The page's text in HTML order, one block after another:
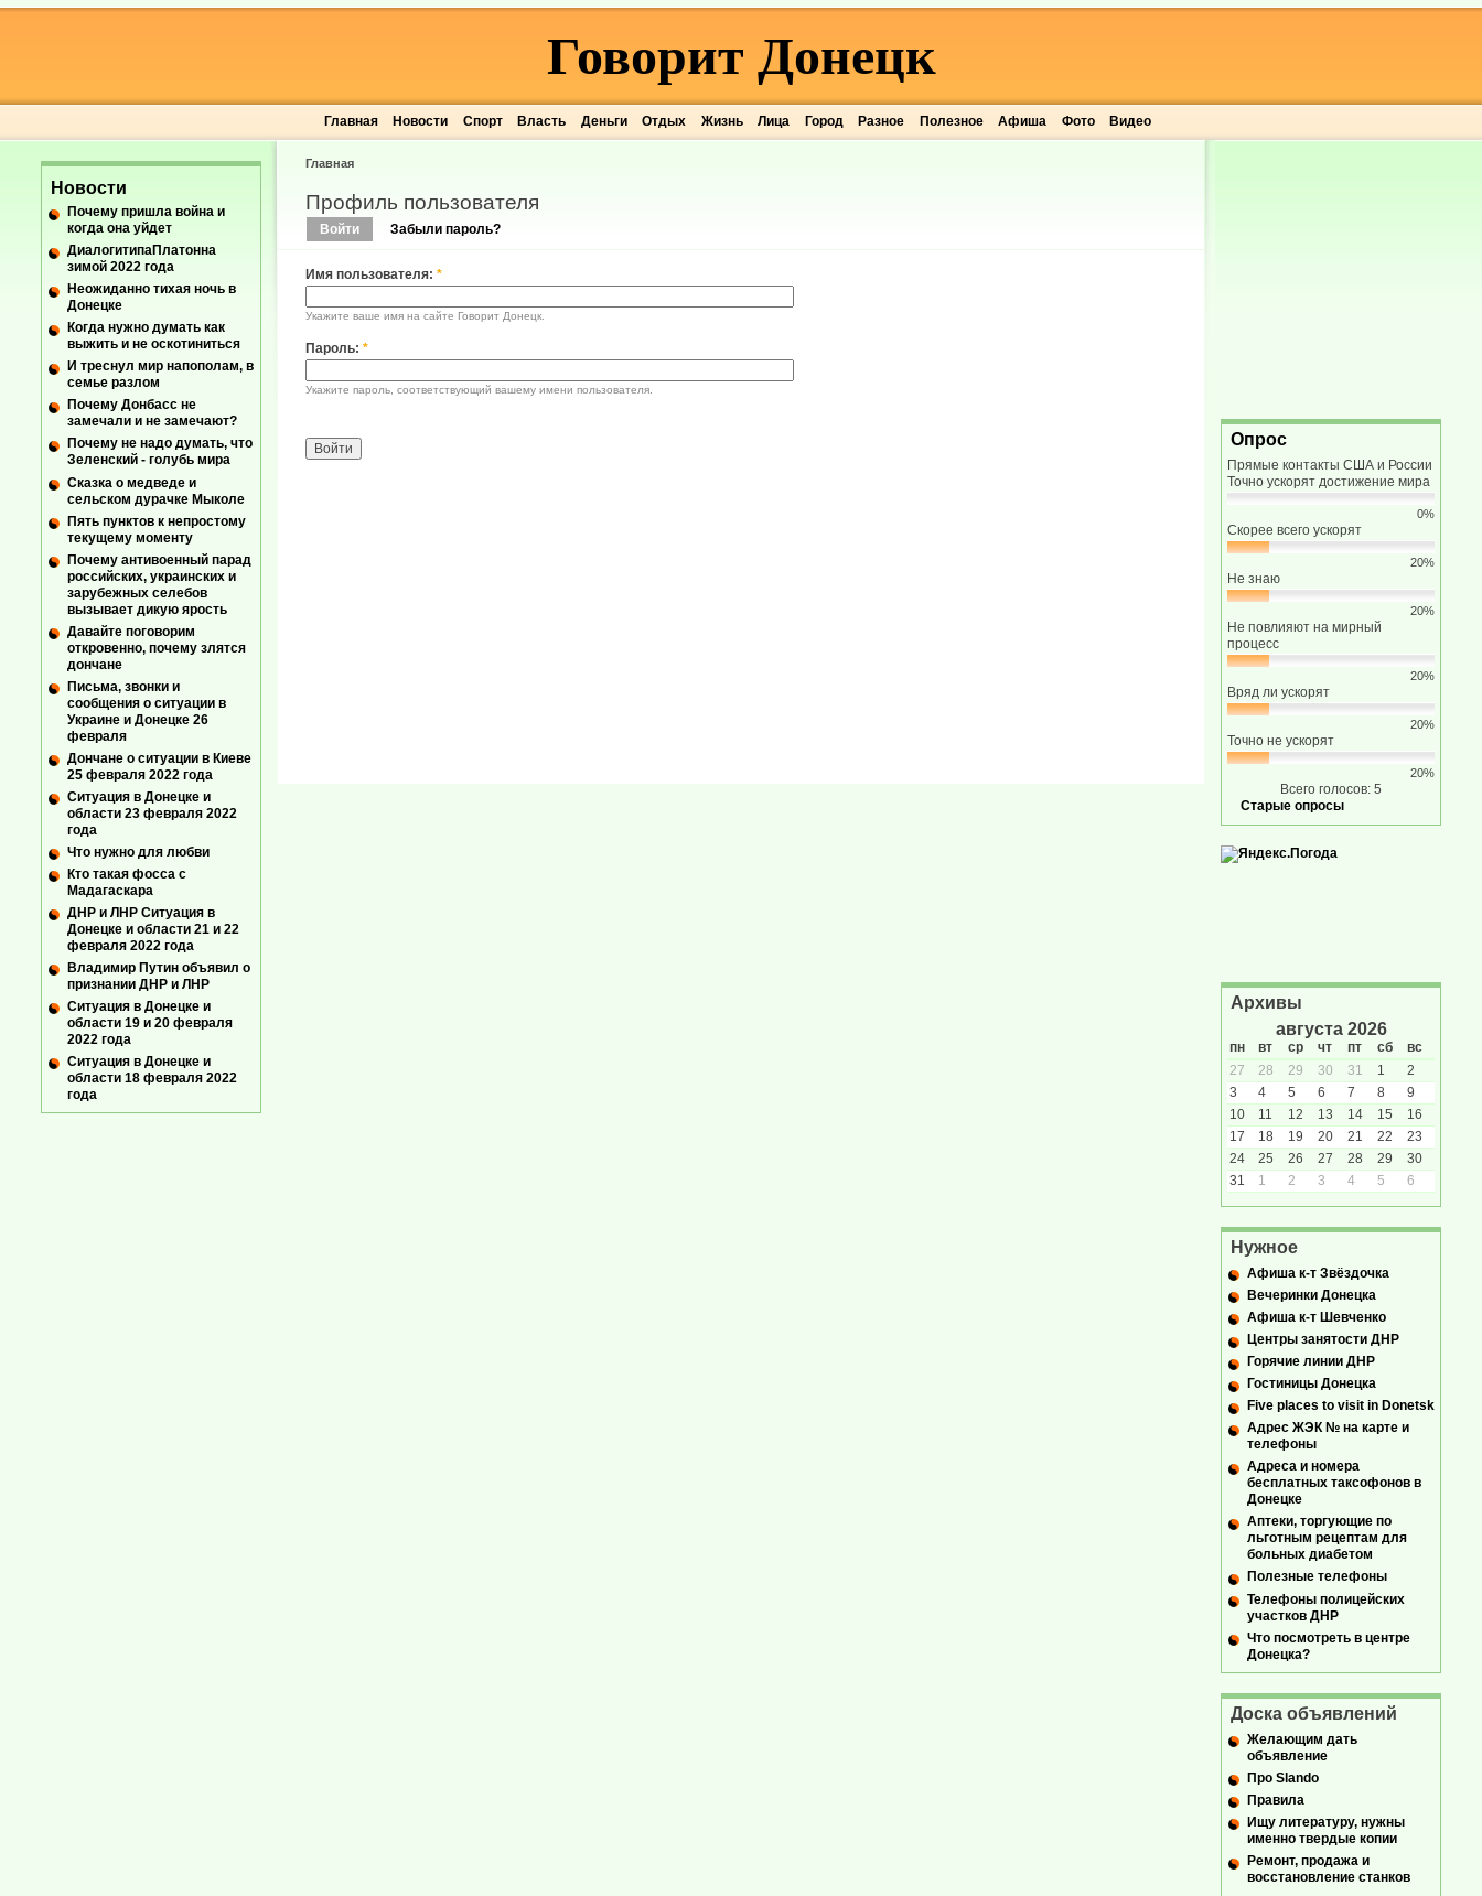
Главная Новости Спорт Власть Деньги Отдых Жизнь Лица Город Разное Полезное Афиша Фото Видео
Говорит Донецк
Главная
Профиль пользователя
Войти Забыли пароль?
Имя пользователя: *
Укажите ваше имя на сайте Говорит Донецк.
Пароль: *
Укажите пароль, соответствующий вашему имени пользователя.
Новости
Почему пришла война и
когда она уйдет
ДиалогитипаПлатонна
зимой 2022 года
Неожиданно тихая ночь в
Донецке
Когда нужно думать как
выжить и не оскотиниться
И треснул мир напополам, в
семье разлом
Почему Донбасс не
замечали и не замечают?
Почему не надо думать, что
Зеленский - голубь мира
Сказка о медведе и
сельском дурачке Мыколе
Пять пунктов к непростому
текущему моменту
Почему антивоенный парад
российских, украинских и
зарубежных селебов
вызывает дикую ярость
Давайте поговорим
откровенно, почему злятся
дончане
Письма, звонки и
сообщения о ситуации в
Украине и Донецке 26
февраля
Дончане о ситуации в Киеве
25 февраля 2022 года
Ситуация в Донецке и
области 23 февраля 2022
года
Что нужно для любви
Кто такая фосса с
Мадагаскара
ДНР и ЛНР Ситуация в
Донецке и области 21 и 22
февраля 2022 года
Владимир Путин объявил о
признании ДНР и ЛНР
Ситуация в Донецке и
области 19 и 20 февраля
2022 года
Ситуация в Донецке и
области 18 февраля 2022
года
Опрос
Прямые контакты США и России
Точно ускорят достижение мира
0%
Скорее всего ускорят
20%
Не знаю
20%
Не повлияют на мирный
процесс
20%
Вряд ли ускорят
20%
Точно не ускорят
20%
Всего голосов: 5
Старые опросы
Архивы
августа 2026
пн вт ср чт пт сб
вс
27
28 29 30 31 1
2
3
4 5 6 7 8
9
10
11 12 13 14 15
16
17
18 19 20 21 22
23
24
25 26 27 28 29
30
31
1 2 3 4 5 6
Нужное
Афиша к-т Звёздочка
Вечеринки Донецка
Афиша к-т Шевченко
Центры занятости ДНР
Горячие линии ДНР
Гостиницы Донецка
Five places to visit in Donetsk
Адрес ЖЭК № на карте и
телефоны
Адреса и номера
бесплатных таксофонов в
Донецке
Аптеки, торгующие по
льготным рецептам для
больных диабетом
Полезные телефоны
Телефоны полицейских
участков ДНР
Что посмотреть в центре
Донецка?
Доска объявлений
Желающим дать
объявление
Про Slando
Правила
Ищу литературу, нужны
именно твердые копии
Ремонт, продажа и
восстановление станков